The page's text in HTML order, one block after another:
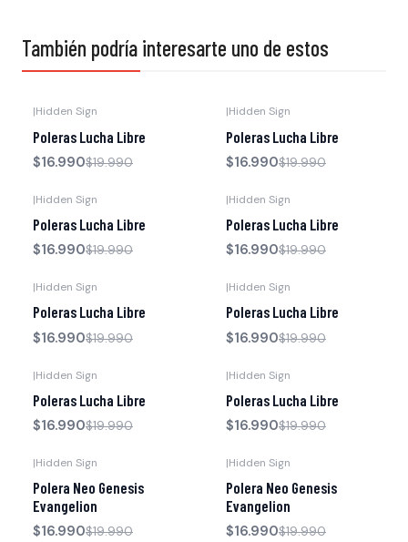
También podría interesarte uno de estos
|Hidden Sign
Poleras Lucha Libre
$16.990$19.990
|Hidden Sign
Poleras Lucha Libre
$16.990$19.990
|Hidden Sign
Poleras Lucha Libre
$16.990$19.990
|Hidden Sign
Poleras Lucha Libre
$16.990$19.990
|Hidden Sign
Poleras Lucha Libre
$16.990$19.990
|Hidden Sign
Poleras Lucha Libre
$16.990$19.990
|Hidden Sign
Poleras Lucha Libre
$16.990$19.990
|Hidden Sign
Poleras Lucha Libre
$16.990$19.990
|Hidden Sign
Polera Neo Genesis
Evangelion
$16.990$19.990
|Hidden Sign
Polera Neo Genesis
Evangelion
$16.990$19.990